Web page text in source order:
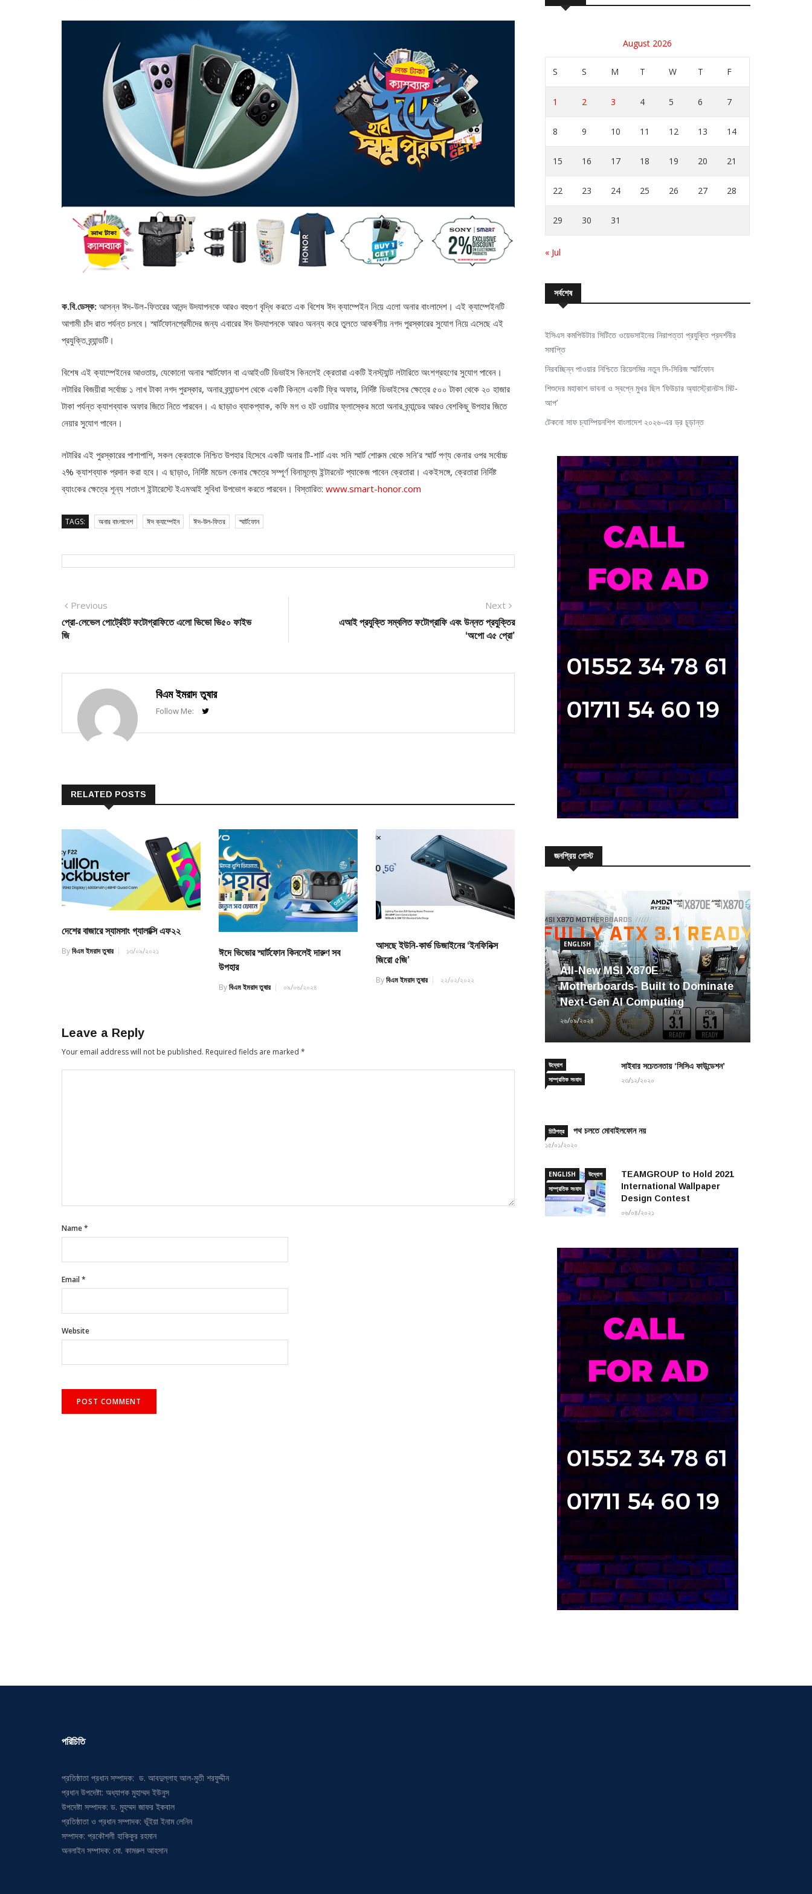
ক.বি.ডেস্ক: আসন্ন ঈদ-উল-ফিতরের আনন্দ উদযাপনকে আরও বহুগুণ বৃদ্ধি করতে এক বিশেষ ঈদ ক্যাম্পেইন নিয়ে এলো অনার বাংলাদেশ। এই ক্যাম্পেইনটি
আগামী চাঁদ রাত পর্যন্ত চলবে। স্মার্টফোনপ্রেমীদের জন্য এবারের ঈদ উদযাপনকে আরও অনন্য করে তুলতে আকর্ষণীয় নগদ পুরস্কারের সুযোগ নিয়ে এসেছে এই
প্রযুক্তি ব্র্যান্ডটি।
বিশেষ এই ক্যাম্পেইনের আওতায়, যেকোনো অনার স্মার্টফোন বা এআইওটি ডিভাইস কিনলেই ক্রেতারা একটি ইনস্ট্যান্ট লটারিতে অংশগ্রহণের সুযোগ পাবেন।
লটারির বিজয়ীরা সর্বোচ্চ ১ লাখ টাকা নগদ পুরস্কার, অনার ব্র্যান্ডশপ থেকে একটি কিনলে একটি ফ্রি অফার, নির্দিষ্ট ডিভাইসের ক্ষেত্রে ৫০০ টাকা থেকে ২০ হাজার
টাকা পর্যন্ত ক্যাশব্যাক অফার জিতে নিতে পারবেন। এ ছাড়াও ব্যাকপ্যাক, কফি মগ ও হট ওয়াটার ফ্লাস্কের মতো অনার ব্র্যান্ডের আরও বেশকিছু উপহার জিতে
নেয়ার সুযোগ পাবেন।
লটারির এই পুরস্কারের পাশাপাশি, সকল ক্রেতাকে নিশ্চিত উপহার হিসেবে একটি অনার টি-শার্ট এবং সনি স্মার্ট শোরুম থেকে সনি’র স্মার্ট পণ্য কেনার ওপর সর্বোচ্চ
২% ক্যাশব্যাক প্রদান করা হবে। এ ছাড়াও, নির্দিষ্ট মডেল কেনার ক্ষেত্রে সম্পূর্ণ বিনামূল্যে ইন্টারনেট প্যাকেজ পাবেন ক্রেতারা। একইসঙ্গে, ক্রেতারা নির্দিষ্ট
ব্যাংকের ক্ষেত্রে শূন্য শতাংশ ইন্টারেস্টে ইএমআই সুবিধা উপভোগ করতে পারবেন। বিস্তারিত:www.smart-honor.com
TAGS: অনার বাংলাদেশ ঈদ ক্যাম্পেইন ঈদ-উল-ফিতর স্মার্টফোন
Post
navigation
Previous
post:
প্রো-লেভেল পোর্ট্রেইট ফটোগ্রাফিতে এলো ভিভো ভি৫০ ফাইভ
জি
Next
post:
এআই প্রযুক্তি সম্বলিত ফটোগ্রাফি এবং উন্নত প্রযুক্তির
‘অপো এ৫ প্রো’
বিএম ইমরাদ তুষার
Follow Me:
RELATED POSTS
দেশের বাজারে স্যামসাং গ্যালাক্সি এফ২২
Byবিএম ইমরাদ তুষার ১৩/০৯/২০২১
ঈদে ভিভোর স্মার্টফোন কিনলেই দারুণ সব
উপহার
Byবিএম ইমরাদ তুষার ০৯/০৬/২০২৪
আসছে ইউনি-কার্ভ ডিজাইনের ‘ইনফিনিক্স
জিরো ৫জি’
Byবিএম ইমরাদ তুষার ২২/০২/২০২২
Leave a Reply
Your email address will not be published. Required fields are marked*
Name*
Email*
Website
August 2026
S S M T W T F
1 2 3 4 5 6 7
8 9 10 11 12 13 14
15 16 17 18 19 20 21
22 23 24 25 26 27 28
29 30 31
« Jul
সর্বশেষ
ইসিএস কমপিউটার সিটিতে ওয়েভসাইনের নিরাপত্তা প্রযুক্তি প্রদর্শনীর
সমাপ্তি
নিরবচ্ছিন্ন পাওয়ার নিশ্চিতে রিয়েলমির নতুন সি-সিরিজ স্মার্টফোন
শিশুদের মহাকাশ ভাবনা ও স্বপ্নে মুখর ছিল ‘ফিউচার অ্যাস্ট্রোনটস মিট-
আপ’
টেকনো সাফ চ্যাম্পিয়নশিপ বাংলাদেশ ২০২৬-এর ড্র চূড়ান্ত
জনপ্রিয় পোস্ট
ENGLISH
All-New MSI X870E
Motherboards- Built to Dominate
Next-Gen AI Computing
২৬/০৯/২০২৪
উদ্যোগ
সাম্প্রতিক সংবাদ
সাইবার সচেতনতায় ‘সিসিএ ফাউন্ডেশন’
২৩/১২/২০২০
চিঠিপত্র পথ চলতে মোবাইলফোন নয়
১৫/০১/২০২০
ENGLISH
উদ্যোগ
সাম্প্রতিক সংবাদ
TEAMGROUP to Hold 2021
International Wallpaper
Design Contest
০৬/০৪/২০২১
পরিচিতি
প্রতিষ্ঠাতা প্রধান সম্পাদক: ড. আবদুল্লাহ আল-মুতী শরফুদ্দীন
প্রধান উপদেষ্টা: অধ্যাপক মুহাম্মদ ইউনুস
উপদেষ্টা সম্পাদক: ড. মুহম্মদ জাফর ইকবাল
প্রতিষ্ঠাতা ও প্রধান সম্পাদক: ভূঁইয়া ইনাম লেনিন
সম্পাদক: প্রকৌশলী হাকিকুর রহমান
অনলাইন সম্পাদক: মো. কামরুল আহসান